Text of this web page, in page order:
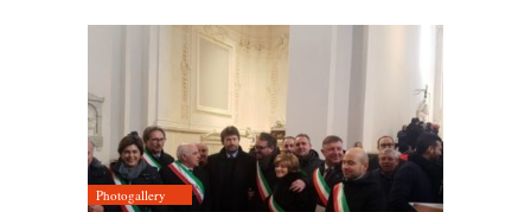
Photogallery